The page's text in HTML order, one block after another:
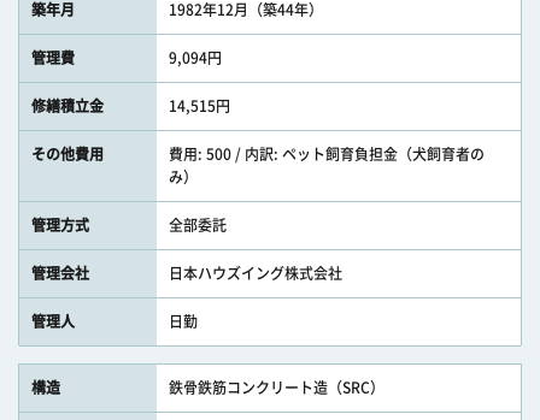
築年月 1982年12月（築44年）
管理費 9,094円
修繕積立金 14,515円
その他費用
費用: 500 / 内訳: ペット飼育負担金（犬飼育者の
み）
管理方式 全部委託
管理会社 日本ハウズイング株式会社
管理人 日勤
構造 鉄骨鉄筋コンクリート造（SRC）